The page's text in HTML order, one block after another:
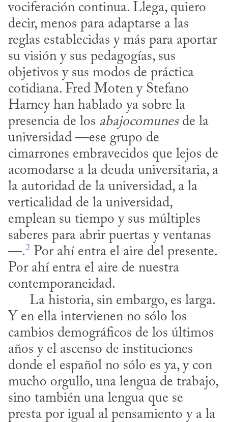
vociferación continua. Llega, quiero
decir, menos para adaptarse a las
reglas establecidas y más para aportar
su visión y sus pedagogías, sus
objetivos y sus modos de práctica
cotidiana. Fred Moten y Stefano
Harney han hablado ya sobre la
presencia de los abajocomunes de la
universidad —ese grupo de
cimarrones embravecidos que lejos de
acomodarse a la deuda universitaria, a
la autoridad de la universidad, a la
verticalidad de la universidad,
emplean su tiempo y sus múltiples
saberes para abrir puertas y ventanas
—.2 Por ahí entra el aire del presente.
Por ahí entra el aire de nuestra
contemporaneidad.
Y en ella intervienen no sólo los
cambios demográficos de los últimos
años y el ascenso de instituciones
donde el español no sólo es ya, y con
mucho orgullo, una lengua de trabajo,
sino también una lengua que se
presta por igual al pensamiento y a la